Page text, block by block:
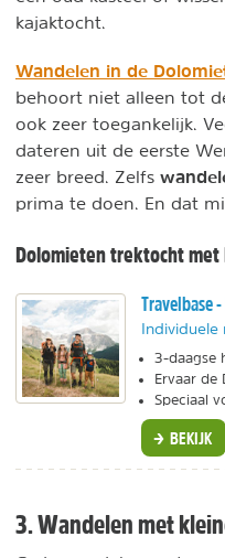
kajaktocht.
Wandelen in de
behoort niet alleen tot
ook zeer toegankelijk.
dateren uit de eerste
zeer breed. Zelfs
prima te doen. En dat
Dolomieten trektocht met
Travelbase
Individuele
3-daagse
Ervaar de
Speciaal
BEKIJK
3. Wandelen met